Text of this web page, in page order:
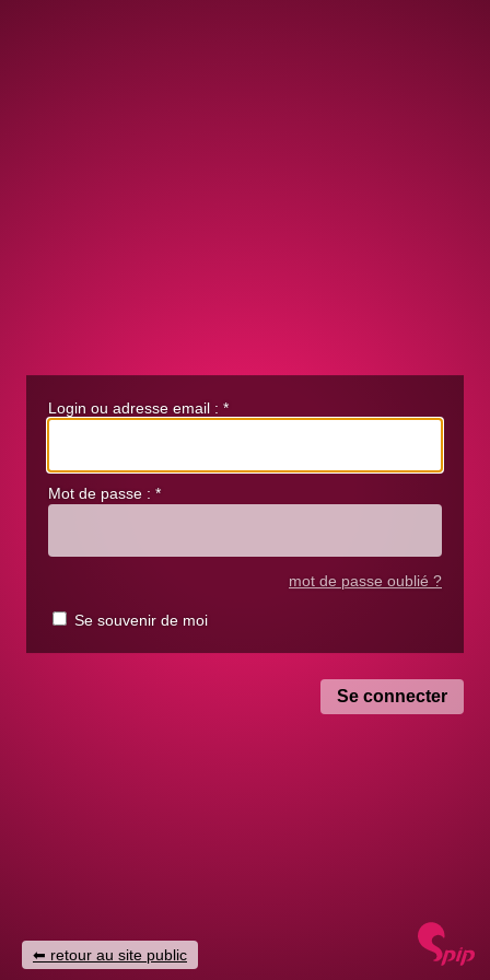
Login ou adresse email : *
Mot de passe : *
mot de passe oublié ?
Se souvenir de moi
retour au site public